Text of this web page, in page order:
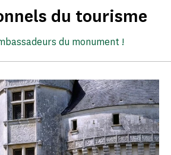
du tourisme
du monument !